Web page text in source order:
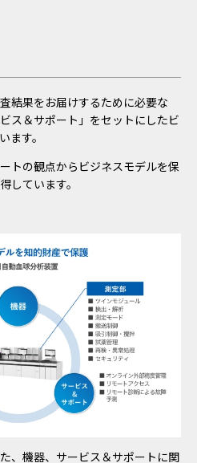
結果をお届けするために必要な
ス＆サポート」をセットにしたビ
ます。
トの観点からビジネスモデルを保
しています。
、機器、サービス＆サポートに関